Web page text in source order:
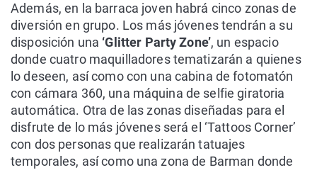
Además, en la barraca joven habrá cinco zonas de
diversión en grupo. Los más jóvenes tendrán a su
disposición una ‘Glitter Party Zone’, un espacio
donde cuatro maquilladores tematizarán a quienes
lo deseen, así como con una cabina de fotomatón
con cámara 360, una máquina de selfie giratoria
automática. Otra de las zonas diseñadas para el
disfrute de lo más jóvenes será el ‘Tattoos Corner’
con dos personas que realizarán tatuajes
temporales, así como una zona de Barman donde